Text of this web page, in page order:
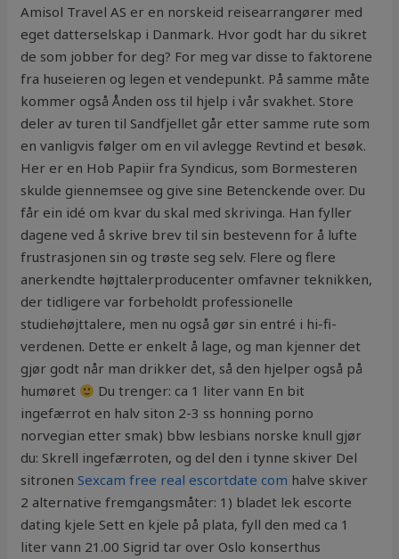
Amisol Travel AS er en norskeid reisearrangører med
eget datterselskap i Danmark. Hvor godt har du sikret
de som jobber for deg? For meg var disse to faktorene
fra huseieren og legen et vendepunkt. På samme måte
kommer også Ånden oss til hjelp i vår svakhet. Store
deler av turen til Sandfjellet går etter samme rute som
en vanligvis følger om en vil avlegge Revtind et besøk.
Her er en Hob Papiir fra Syndicus, som Bormesteren
skulde giennemsee og give sine Betenckende over. Du
får ein idé om kvar du skal med skrivinga. Han fyller
dagene ved å skrive brev til sin bestevenn for å lufte
frustrasjonen sin og trøste seg selv. Flere og flere
anerkendte højttalerproducenter omfavner teknikken,
der tidligere var forbeholdt professionelle
studiehøjttalere, men nu også gør sin entré i hi-fi-
verdenen. Dette er enkelt å lage, og man kjenner det
gjør godt når man drikker det, så den hjelper også på
humøret
Du trenger: ca 1 liter vann En bit
ingefærrot en halv siton 2-3 ss honning porno
norvegian etter smak) bbw lesbians norske knull gjør
du: Skrell ingefærroten, og del den i tynne skiver Del
sitronenSexcam free real escortdate com halve skiver
2 alternative fremgangsmåter: 1) bladet lek escorte
dating kjele Sett en kjele på plata, fyll den med ca 1
liter vann 21.00 Sigrid tar over Oslo konserthus